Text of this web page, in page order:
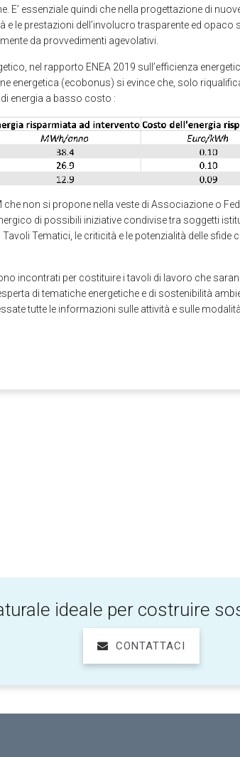
essenziale quindi che nella progettazione di
e le prestazioni dell’involucro trasparente ed opaco
da provvedimenti agevolativi.
nel rapporto ENEA 2019 sull’efficienza
energetica (ecobonus) si evince che, solo
energia a basso costo :
che non si propone nella veste di Associazione o
di possibili iniziative condivise tra soggetti
Tematici, le criticità e le potenzialità delle sfide
incontrati per costituire i tavoli di lavoro che
di tematiche energetiche e di sostenibilità
tutte le informazioni sulle attività e sulle
ideale per costruire
CONTATTACI